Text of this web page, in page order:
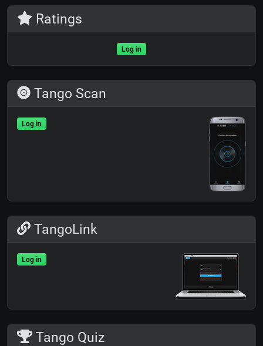
Ratings
Log in
Tango Scan
Log in
TangoLink
Log in
Tango Quiz